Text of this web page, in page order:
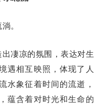
。
凄凉的氛围，表达对生
遇相互映照，体现了人
水象征着时间的流逝，
蕴含着对时光和生命的